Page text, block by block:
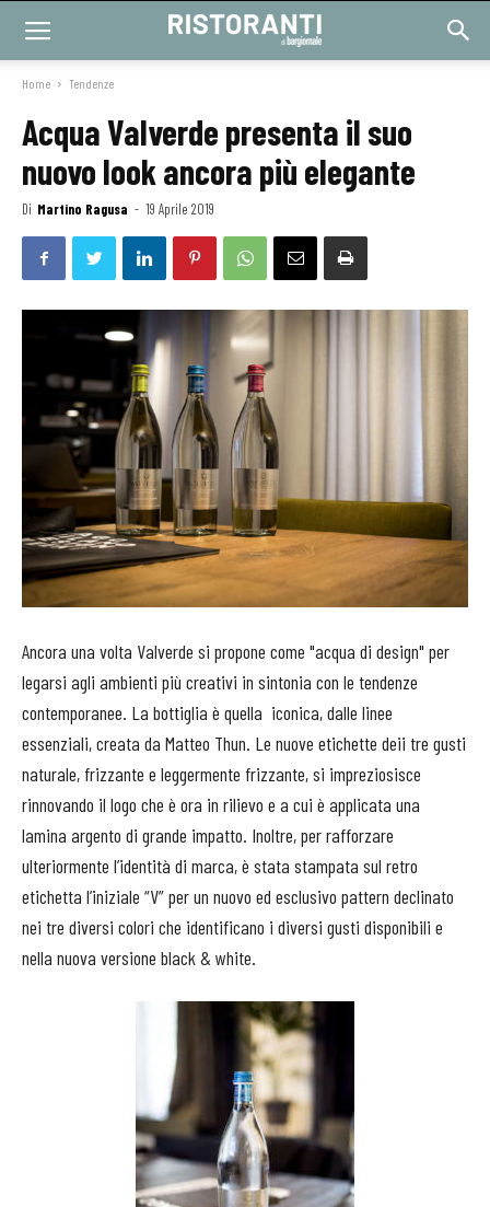
Home Tendenze
Acqua Valverde presenta il suo
nuovo look ancora più elegante
Di Martino Ragusa - 19 Aprile 2019
Ancora una volta Valverde si propone come "acqua di design" per
legarsi agli ambienti più creativi in sintonia con le tendenze
contemporanee. La bottiglia è quella iconica, dalle linee
essenziali, creata da Matteo Thun. Le nuove etichette deii tre gusti
naturale, frizzante e leggermente frizzante, si impreziosisce
rinnovando il logo che è ora in rilievo e a cui è applicata una
lamina argento di grande impatto. Inoltre, per rafforzare
ulteriormente l’identità di marca, è stata stampata sul retro
etichetta l’iniziale “V” per un nuovo ed esclusivo pattern declinato
nei tre diversi colori che identificano i diversi gusti disponibili e
nella nuova versione black & white.